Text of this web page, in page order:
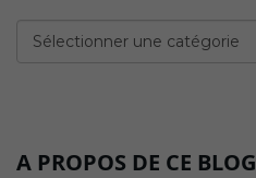
Catégories
A PROPOS DE CE BLOG